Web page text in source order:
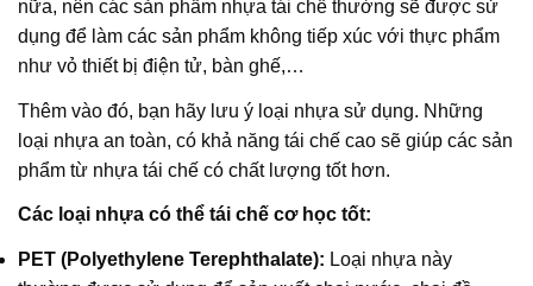
nữa, nên các sản phẩm nhựa tái chế thường sẽ được sử
dụng để làm các sản phẩm không tiếp xúc với thực phẩm
như vỏ thiết bị điện tử, bàn ghế,…
Thêm vào đó, bạn hãy lưu ý loại nhựa sử dụng. Những
loại nhựa an toàn, có khả năng tái chế cao sẽ giúp các sản
phẩm từ nhựa tái chế có chất lượng tốt hơn.
Các loại nhựa có thể tái chế cơ học tốt:
PET (Polyethylene Terephthalate): Loại nhựa này